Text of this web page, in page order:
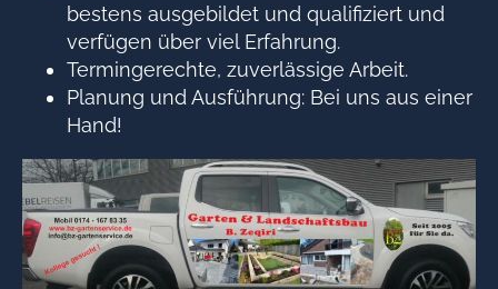
bestens ausgebildet und qualifiziert und
verfügen über viel Erfahrung.
Termingerechte, zuverlässige Arbeit.
Planung und Ausführung: Bei uns aus einer
Hand!